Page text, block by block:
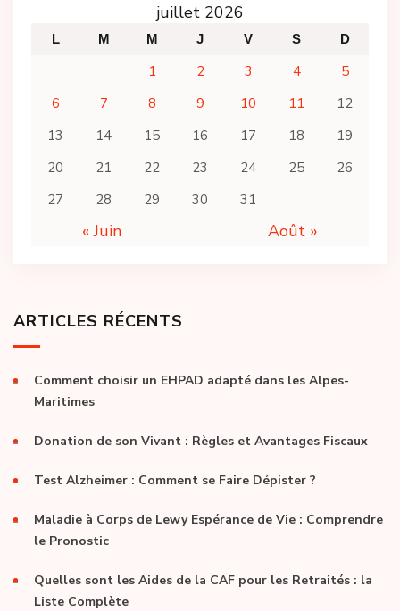
juillet 2026
L M M J V S D
1 2 3 4
5
6
7 8 9 10 11
12
13
14 15 16 17 18
19
20
21 22 23 24 25
26
27
28 29 30 31
« Juin Août »
ARTICLES RÉCENTS
Comment choisir un EHPAD adapté dans les Alpes-
Maritimes
Donation de son Vivant : Règles et Avantages Fiscaux
Test Alzheimer : Comment se Faire Dépister ?
Maladie à Corps de Lewy Espérance de Vie : Comprendre
le Pronostic
Quelles sont les Aides de la CAF pour les Retraités : la
Liste Complète